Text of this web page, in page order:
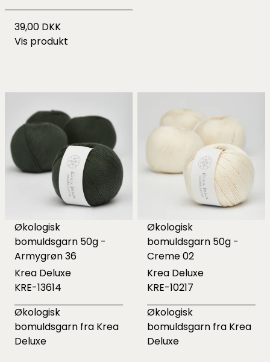
39,00 DKK
Vis produkt
Økologisk
bomuldsgarn 50g -
Armygrøn 36
Krea Deluxe
KRE-13614
Økologisk
bomuldsgarn fra Krea
Deluxe
Økologisk
bomuldsgarn 50g -
Creme 02
Krea Deluxe
KRE-10217
Økologisk
bomuldsgarn fra Krea
Deluxe